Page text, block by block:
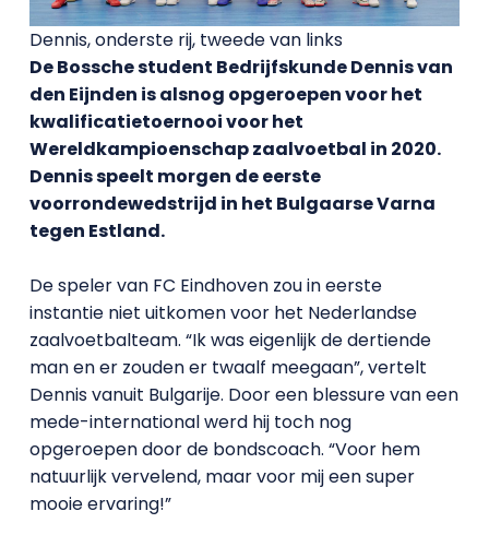
Dennis, onderste rij, tweede van links
De Bossche student Bedrijfskunde Dennis van
den Eijnden is alsnog opgeroepen voor het
kwalificatietoernooi voor het
Wereldkampioenschap zaalvoetbal in 2020.
Dennis speelt morgen de eerste
voorrondewedstrijd in het Bulgaarse Varna
tegen Estland.
De speler van FC Eindhoven zou in eerste
instantie niet uitkomen voor het Nederlandse
zaalvoetbalteam. “Ik was eigenlijk de dertiende
man en er zouden er twaalf meegaan”, vertelt
Dennis vanuit Bulgarije. Door een blessure van een
mede-international werd hij toch nog
opgeroepen door de bondscoach. “Voor hem
natuurlijk vervelend, maar voor mij een super
mooie ervaring!”